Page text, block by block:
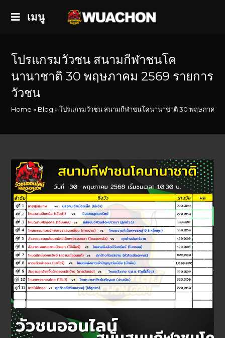
เมนู
โปรแกรมวัวชน สนามกีฬาชนโค
นานาชาติ 30 พฤษภาคม 2569 รายการ
วัวชน
Home » Blog »โปรแกรมวัวชน สนามกีฬาชนโคนานาชาติ 30 พฤษภาคม